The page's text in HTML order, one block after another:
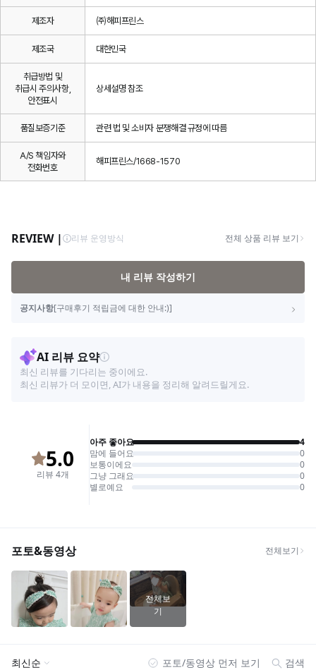
제조자 ㈜해피프린스
제조국 대한민국
취급방법 및
취급시 주의사항,
안전표시
상세설명 참조
품질보증기준 관련 법 및 소비자 분쟁해결 규정에 따름
A/S 책임자와
전화번호
해피프린스/1668-1570